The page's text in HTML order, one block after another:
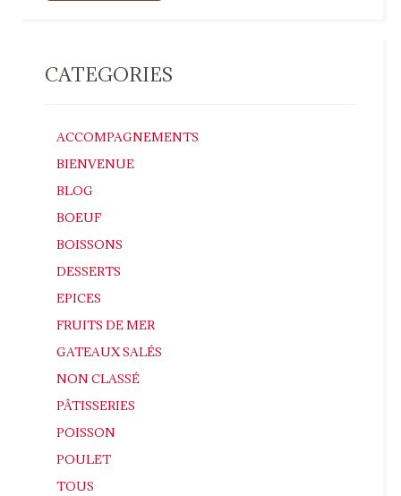
CATEGORIES
ACCOMPAGNEMENTS
BIENVENUE
BLOG
BOEUF
BOISSONS
DESSERTS
EPICES
FRUITS DE MER
GATEAUX SALÉS
NON CLASSÉ
PÂTISSERIES
POISSON
POULET
TOUS